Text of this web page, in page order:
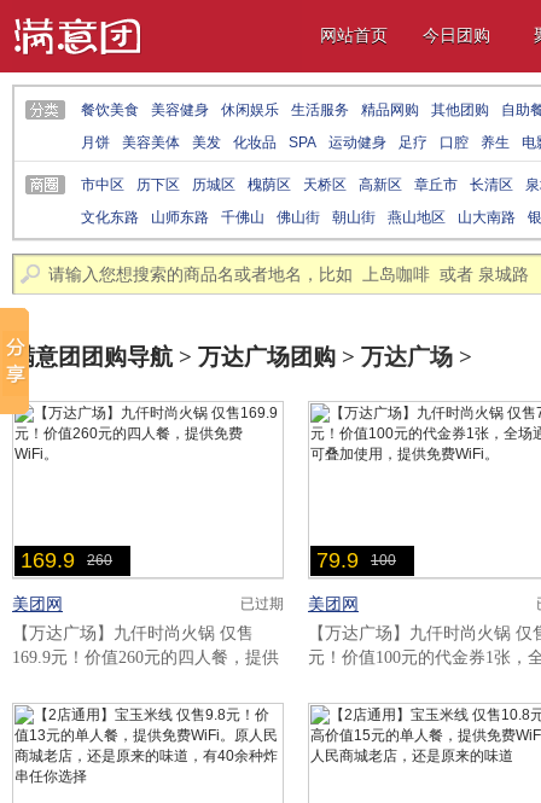
网站首页 今日团购
餐饮美食 美容健身 休闲娱乐 生活服务 精品网购 其他团购
自助
月饼
美容美体 美发 化妆品 SPA 运动健身 足疗 口腔 养生
电
摄影写真
酒店 体检 车房 教育培训 报刊 两性 服饰鞋包 电器
市中区 历下区 历城区 槐荫区 天桥区 高新区 章丘市 长清区
文化东路
山师东路 千佛山 佛山街 朝山街 燕山地区 山大南路
会展中心
杆石桥 中华小吃城 阳光新路 伟东新都 洪家楼
奥体中
北园大街
缤纷五洲 火车站 泺口 世茂广场 丁豪广场 美莲广场
满意团团购导航> 万达广场团购 > 万达广场 >
169.9 260
美团网 已过期
【万达广场】九仟时尚火锅 仅售
169.9元！价值260元的四人餐，提供
79.9 100
美团网
【万达广场】九仟时尚火锅 仅
元！价值100元的代金券1张，